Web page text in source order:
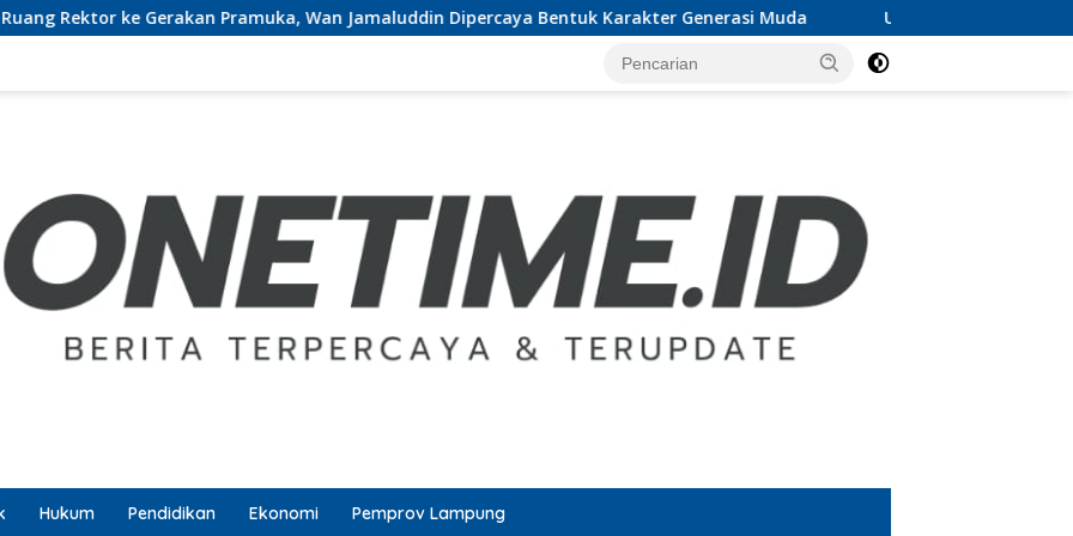
Pramuka, Wan Jamaluddin Dipercaya Bentuk Karakter Generasi Muda UTB Lampung Audiensi dengan Pemkab
Hukum Pendidikan Ekonomi Pemprov Lampung